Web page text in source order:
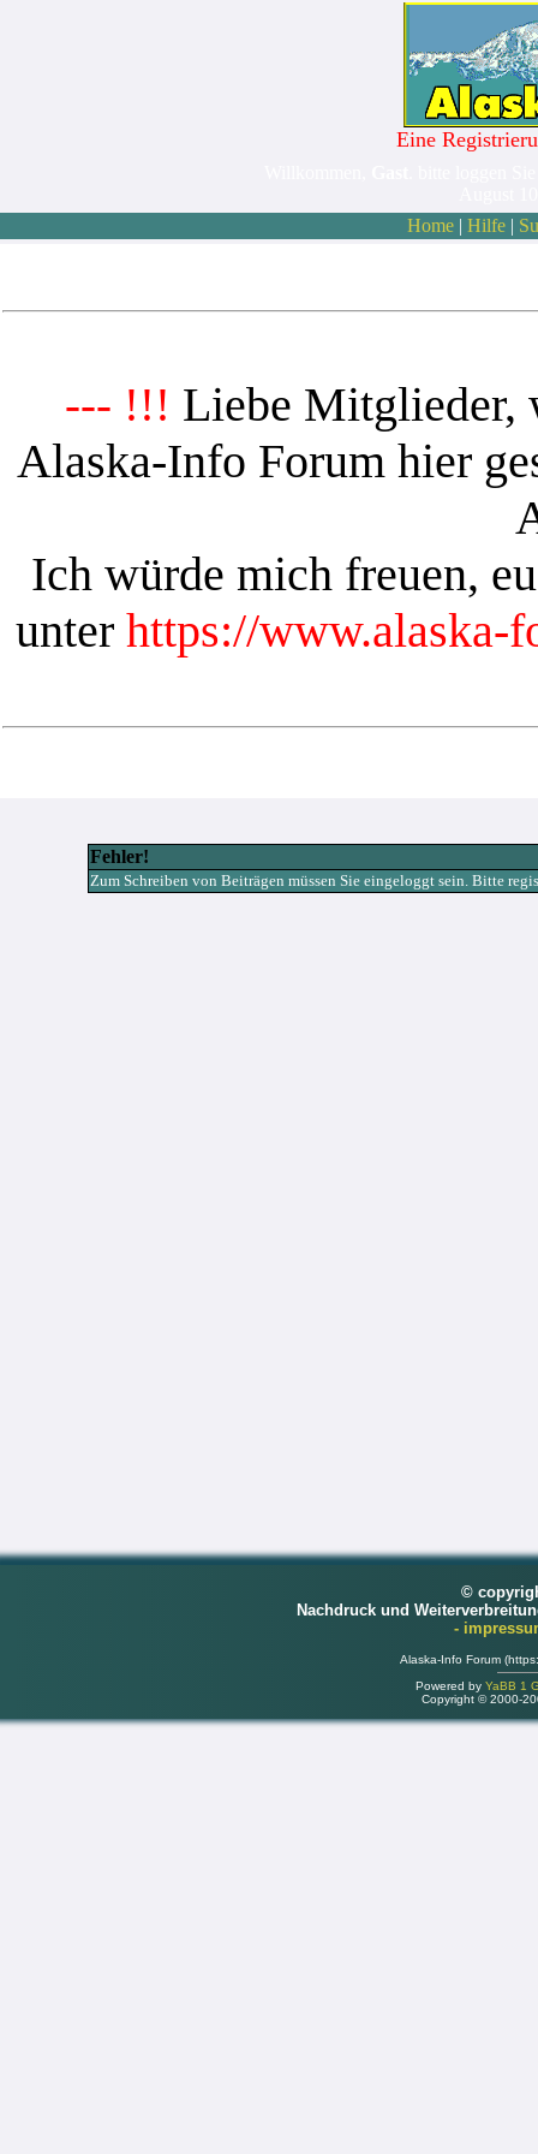
Eine
Home| Hilfe|
--- !!! Liebe Mitglieder,
Alaska-Info Forum hier
Ich würde mich freuen,
unter https://www.alaska-
Fehler!
Zum Schreiben von Beiträgen müssen Sie eingeloggt sein. Bitte
©
Nachdruck und
-
Alaska-Info Forum
Powered by YaBB 1
Copyright © 2000-